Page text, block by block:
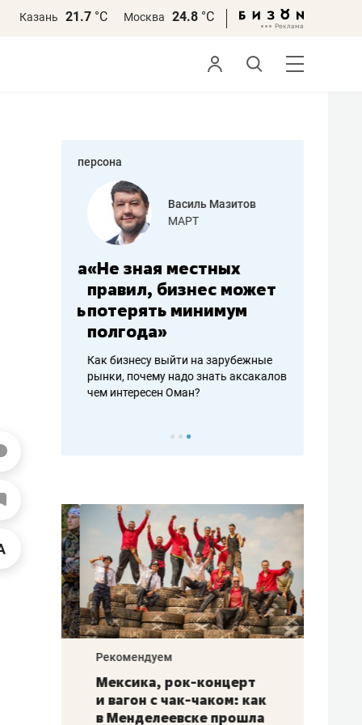
Казань 21.7 °С Москва 24.8 °С
персона
работа
Василь Мазитов
МАРТ
«Не зная местных
правил, бизнес может
потерять минимум
полгода»
Как бизнесу выйти на зарубежные
рынки, почему надо знать аксакалов и
чем интересен Оман?
Рекомендуем
Мексика, рок-концерт
и вагон с чак-чаком: как
в Менделеевске прошла